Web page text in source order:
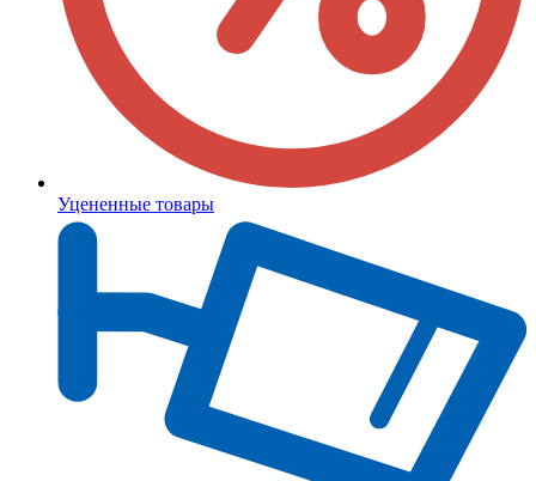
Уцененные товары